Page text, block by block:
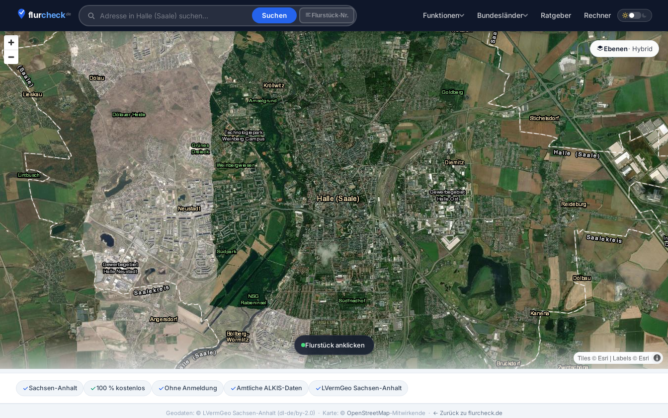
Suchen Flurstück-Nr. Funktionen Bundesländer Ratgeber Rechner
Tiles © Esri | Labels © Esri
Flurstück anklicken
Ebenen· Hybrid
Sachsen-Anhalt 100 % kostenlos Ohne Anmeldung Amtliche ALKIS-Daten LVermGeo Sachsen-Anhalt
Geodaten: © LVermGeo Sachsen-Anhalt (dl-de/by-2.0) · Karte: © OpenStreetMap-Mitwirkende · ← Zurück zu flurcheck.de